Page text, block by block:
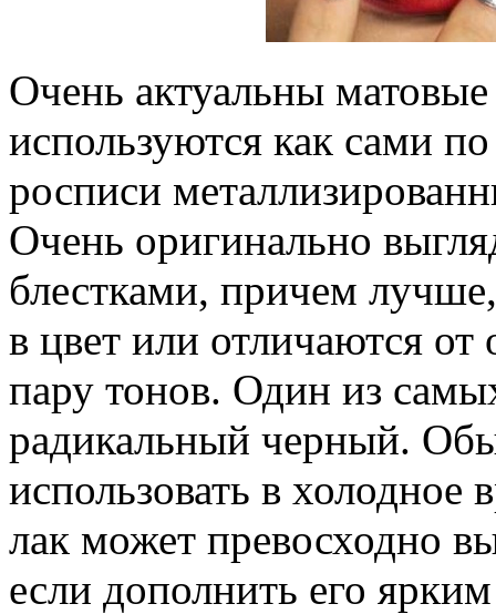
Очень актуальны
используются как сами
росписи
Очень оригинально
блестками, причем
в цвет или отличаются от
пару тонов. Один из
радикальный черный.
использовать в
лак может превосходно
если дополнить его